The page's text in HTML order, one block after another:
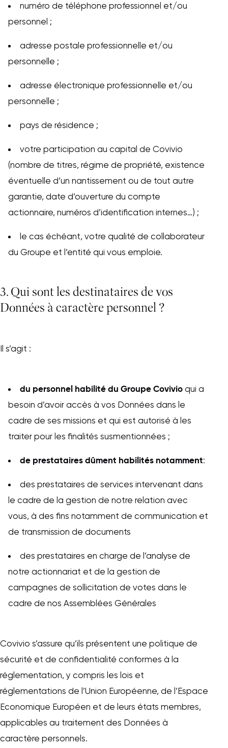
numéro de téléphone professionnel et/ou
personnel ;
adresse postale professionnelle et/ou
personnelle ;
adresse électronique professionnelle et/ou
personnelle ;
pays de résidence ;
votre participation au capital de Covivio
(nombre de titres, régime de propriété, existence
éventuelle d’un nantissement ou de tout autre
garantie, date d’ouverture du compte
actionnaire, numéros d’identification internes…) ;
le cas échéant, votre qualité de collaborateur
du Groupe et l’entité qui vous emploie.
3. Qui sont les destinataires de vos
Données à caractère personnel ?
Il s’agit :
du personnel habilité du Groupe Covivio qui a
besoin d’avoir accès à vos Données dans le
cadre de ses missions et qui est autorisé à les
traiter pour les finalités susmentionnées ;
de prestataires dûment habilités notamment:
des prestataires de services intervenant dans
le cadre de la gestion de notre relation avec
vous, à des fins notamment de communication et
de transmission de documents
des prestataires en charge de l’analyse de
notre actionnariat et de la gestion de
campagnes de sollicitation de votes dans le
cadre de nos Assemblées Générales
Covivio s’assure qu’ils présentent une politique de
sécurité et de confidentialité conformes à la
réglementation, y compris les lois et
réglementations de l’Union Européenne, de l’Espace
Economique Européen et de leurs états membres,
applicables au traitement des Données à
caractère personnels.